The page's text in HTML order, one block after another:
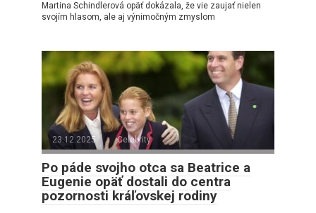
Martina Schindlerová opäť dokázala, že vie zaujať nielen
svojím hlasom, ale aj výnimočným zmyslom
23.12.2025 Celebrity
Po páde svojho otca sa Beatrice a
Eugenie opäť dostali do centra
pozornosti kráľovskej rodiny